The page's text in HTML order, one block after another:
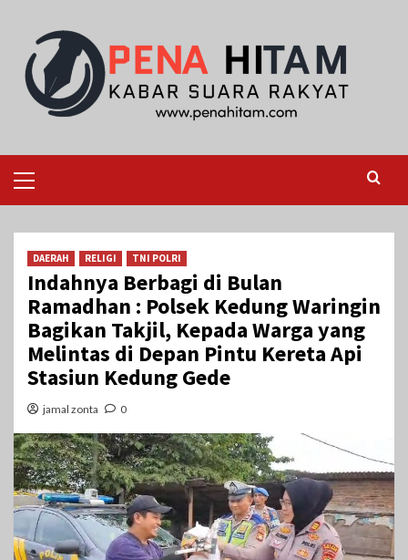
content
Menu
DAERAH RELIGI TNI POLRI
Indahnya Berbagi di Bulan
Ramadhan : Polsek Kedung Waringin
Bagikan Takjil, Kepada Warga yang
Melintas di Depan Pintu Kereta Api
Stasiun Kedung Gede
jamal zonta 0